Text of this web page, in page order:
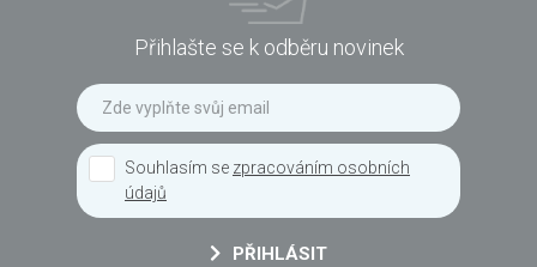
Přihlašte se k odběru novinek
Souhlasím se zpracováním osobních
údajů
PŘIHLÁSIT